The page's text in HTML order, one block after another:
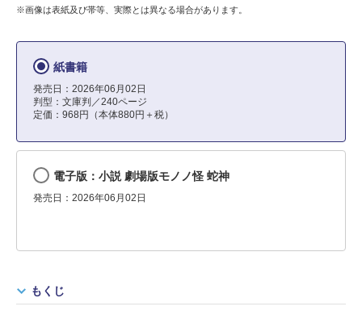
※画像は表紙及び帯等、実際とは異なる場合があります。
紙書籍
発売日：2026年06月02日
判型：文庫判／240ページ
定価：968円（本体880円＋税）
電子版：小説 劇場版モノノ怪 蛇神
発売日：2026年06月02日
もくじ